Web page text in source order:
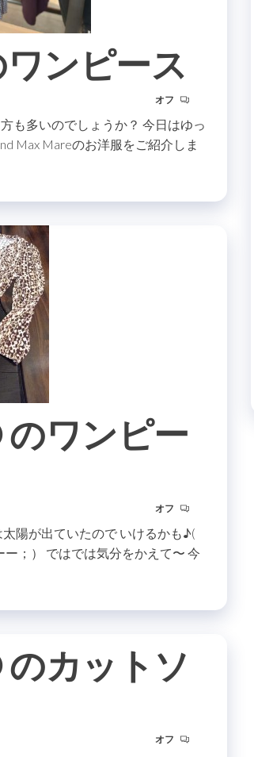
ンピース
オフ
も多いのでしょうか？ 今日はゆっ
Max Mareのお洋服をご紹介しま
ワンピー
オフ
陽が出ていたので いけるかも♪(
；） ではでは気分をかえて〜 今
カットソ
オフ